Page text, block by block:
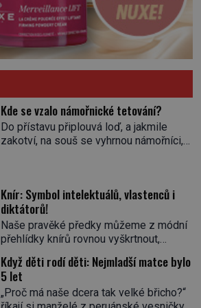
Kde se vzalo námořnické tetování?
Do přístavu připlouvá loď, a jakmile
zakotví, na souš se vyhrnou námořníci,
potetované paže. Námořnická kérka je
totiž něco jako uniforma. Tetování jako
takové má velmi hlubokou minulost.
Tetovaný je už pračlověk Ötzi, který
Knír: Symbol intelektuálů, vlastenců i
diktátorů!
Naše pravěké předky můžeme z módní
přehlídky knírů rovnou vyškrtnout,
jedním z nejstarších knírů musíme až do
starověkého Egypta. Najdeme ho na
soše egyptského prince Rahotepa, jenž
Když děti rodí děti: Nejmladší matce bylo
5 let
„Proč má naše dcera tak velké břicho?“